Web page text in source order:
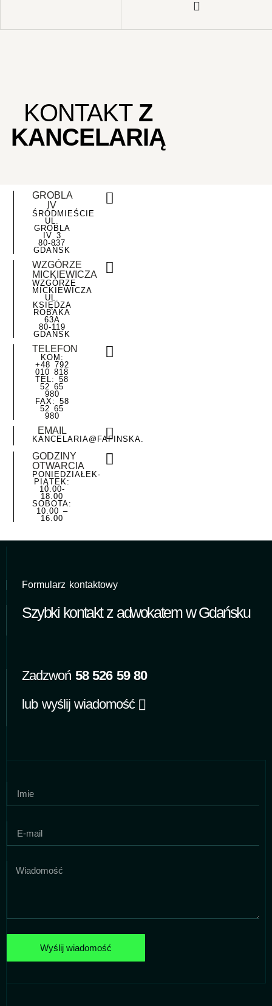
KONTAKT Z
KANCELARIĄ
GROBLA
IV
ŚRÓDMIEŚCIE
UL.
GROBLA
IV 3
80-837
GDAŃSK
WZGÓRZE
MICKIEWICZA
WZGÓRZE
MICKIEWICZA
UL.
KSIĘDZA
ROBAKA
63A
80-119
GDAŃSK
TELEFON
KOM:
+48 792
010 818
TEL: 58
52 65
980
FAX: 58
52 65
980
EMAIL
KANCELARIA@FAFINSKA.PL
GODZINY
OTWARCIA
PONIEDZIAŁEK-
PIĄTEK:
10.00-
18.00
SOBOTA:
10.00 –
16.00
Formularz kontaktowy
Szybki kontakt z adwokatem w Gdańsku
Zadzwoń 58 526 59 80
lub wyślij wiadomość
Wyślij wiadomość